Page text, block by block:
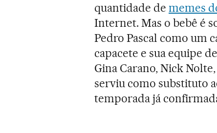
quantidade dememes
Internet. Mas o bebê é
Pedro Pascal como um
capacete e sua equipe
Gina Carano, Nick
serviu como substituto
temporada já